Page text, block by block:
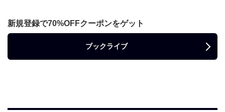
新規登録で70%OFFクーポンをゲット
ブックライブ